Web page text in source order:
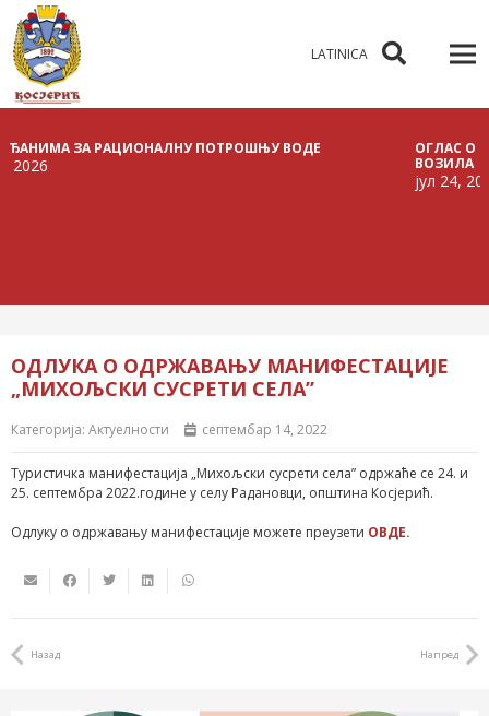
LATINICA
ЗА РАЦИОНАЛНУ ПОТРОШЊУ ВОДЕ
ОГЛАС О
ВОЗИЛА
јул 24, 2026
ОДЛУКА О ОДРЖАВАЊУ МАНИФЕСТАЦИЈЕ
„МИХОЉСКИ СУСРЕТИ СЕЛА”
Категорија: Актуелности септембар 14, 2022
Туристичка манифестација „Михољски сусрети села” одржаће се 24. и
25. септембра 2022.године у селу Радановци, општина Косјерић.
Одлуку о одржавању манифестације можете преузети ОВДЕ.
Назад Напред